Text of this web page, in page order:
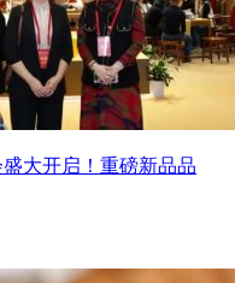
大开启！重磅新品品